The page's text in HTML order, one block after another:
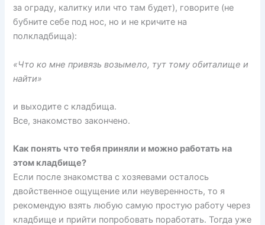
за ограду, калитку или что там будет), говорите (не
бубните себе под нос, но и не кричите на
полкладбища):
«Что ко мне привязь возымело, тут тому обиталище и
найти»
и выходите с кладбища.
Все, знакомство закончено.
Как понять что тебя приняли и можно работать на
этом кладбище?
Если после знакомства с хозяевами осталось
двойственное ощущение или неуверенность, то я
рекомендую взять любую самую простую работу через
кладбище и прийти попробовать поработать. Тогда уже